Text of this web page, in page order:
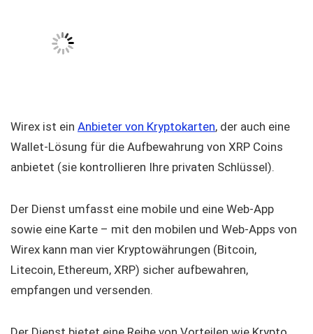
Wirex ist ein Anbieter von Kryptokarten, der auch eine
Wallet-Lösung für die Aufbewahrung von XRP Coins
anbietet (sie kontrollieren Ihre privaten Schlüssel).
Der Dienst umfasst eine mobile und eine Web-App
sowie eine Karte – mit den mobilen und Web-Apps von
Wirex kann man vier Kryptowährungen (Bitcoin,
Litecoin, Ethereum, XRP) sicher aufbewahren,
empfangen und versenden.